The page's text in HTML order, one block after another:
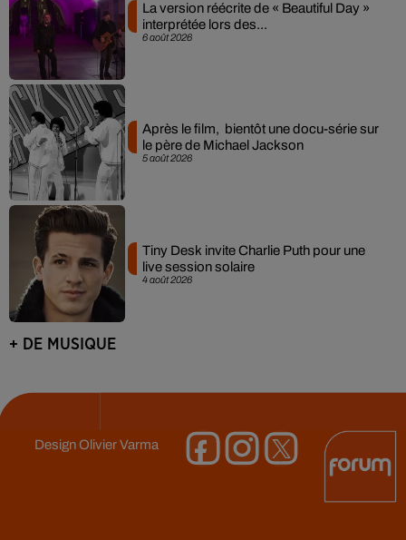
6 août 2026
La version réécrite de « Beautiful Day »
interprétée lors des...
5 août 2026
Après le film, bientôt une docu-série sur
le père de Michael Jackson
4 août 2026
Tiny Desk invite Charlie Puth pour une
live session solaire
+ DE MUSIQUE
DesignOlivier Varma